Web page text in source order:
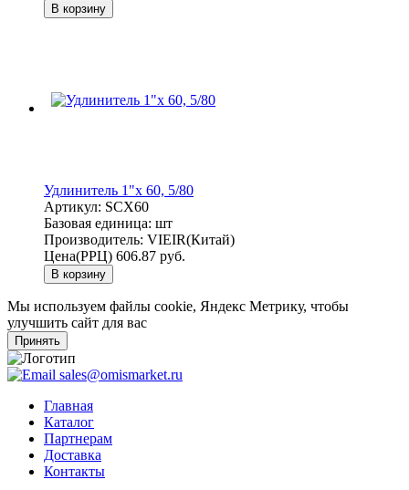
В корзину
Удлинитель 1"х 60, 5/80
Артикул: SCX60
Базовая единица: шт
Производитель: VIEIR(Китай)
Цена(РРЦ) 606.87 руб.
В корзину
Мы используем файлы cookie, Яндекс Метрику, чтобы
улучшить сайт для вас
Принять
sales@omismarket.ru
Главная
Каталог
Партнерам
Доставка
Контакты